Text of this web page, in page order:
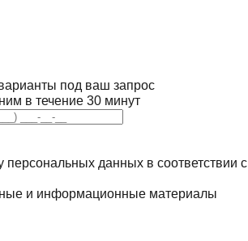
под ваш запрос
в течение 30 минут
персональных данных в соответствии с
и информационные материалы